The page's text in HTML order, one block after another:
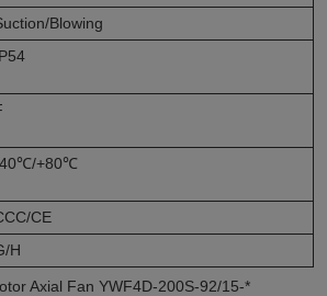
Blowing
+80℃
CE
H
Axial Fan YWF4D-200S-92/15-*